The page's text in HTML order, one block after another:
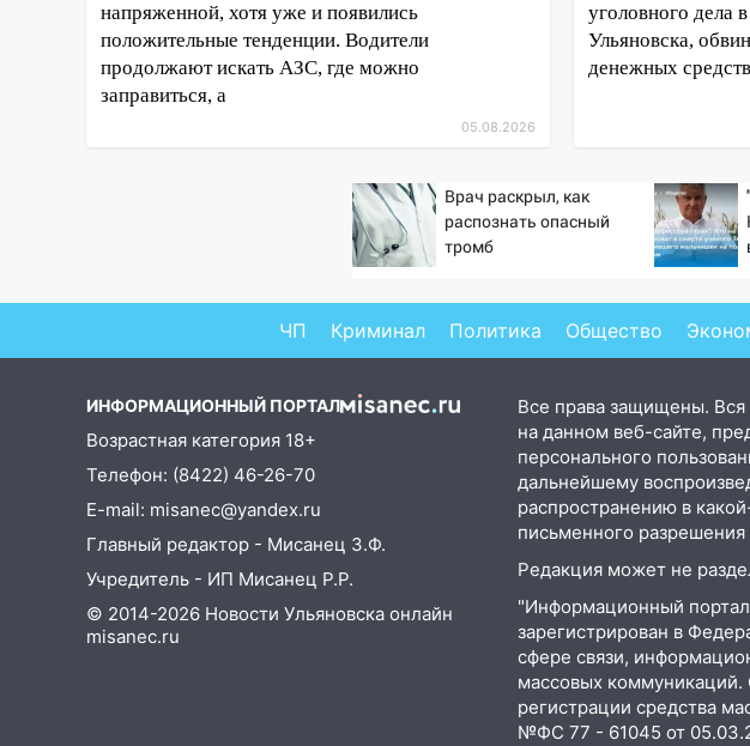
14:08 Пешеход переходил по
«зебре»: подробности
серьезной аварии на
Фруктовой
улице Трудовой горело здание
Водитель без прав
врезался в припаркованный
Переезжал «зебру» на
велосипеде и попал под колеса
Вспыхнул изнутри: в
Железнодорожном районе
горела дача
11:33 В Засвияжье под колёса
авто попал мужчина
11:17
В Радищевском районе
сгорели хозяйственные
постройки
11:00
напряженной, хотя уже и появились
положительные тенденции. Водители
продолжают искать АЗС, где можно
заправиться, а
05.08.2026
уголовного дела
Ульяновска,
денежных
Врач раскрыл, как
распознать опасный
тромб
ЧП Криминал Политика Общество
ИНФОРМАЦИОННЫЙ ПОРТАЛ
Возрастная категория 18+
Телефон: (8422) 46-26-70
E-mail: misanec@yandex.ru
Главный редактор - Мисанец З.Ф.
Учредитель - ИП Мисанец Р.Р.
© 2014-2026 Новости Ульяновска онлайн
misanec.ru
Все права защищены.
на данном веб-сайте,
персонального
дальнейшему
распространению в
письменного разрешения
Редакция может не
"Информационный
зарегистрирован в
сфере связи,
массовых коммуникаций.
регистрации средства
№ФС 77 - 61045 от